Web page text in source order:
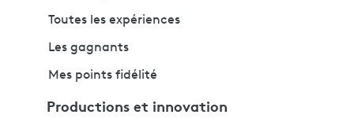
Toutes les expériences
Les gagnants
Mes points fidélité
Productions et innovation